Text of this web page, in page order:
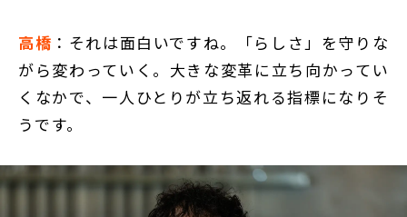
高橋 ：それは面白いですね。「らしさ」を守りな
がら変わっていく。大きな変革に立ち向かってい
くなかで、一人ひとりが立ち返れる指標になりそ
うです。